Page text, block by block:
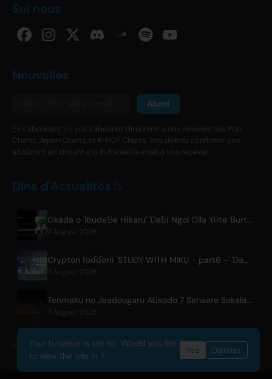
Sui nous
Nouvelles
Abonî
En s'aboûnant ici, vos s'aboûnez dîreûmint a nos n'ouwels des Pop
Charts, Japan Charts, et K-POP Charts. Vos dvérez confirmer vos
abôûmint en cliquint s'lo liî d'aneû l'e-mail ki vos recevez.
Dins d'Actualités
Okada o 'IbudeƁe Hikaru' Ɗeɓi Ngol Olla Yiite Ɓurte Ha Haala Abema
7 August 2026
Crypton foɗɗorii 'STUDY WITH MIKU - part6 -' Ɗamtal BGM Filam
7 August 2026
Tenmaku no Jaadougaru Atisodo 7 Sahaare Sakalaama
7 August 2026
© 2026 OnlyHit. All rights reserved. - Metadata provided byACRCloud
Your browser is set to . Would you like
to view the site in ?
Yes Dismiss